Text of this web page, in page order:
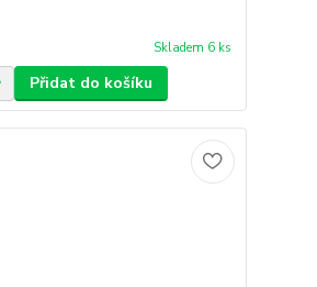
Skladem 6 ks
Přidat do košíku